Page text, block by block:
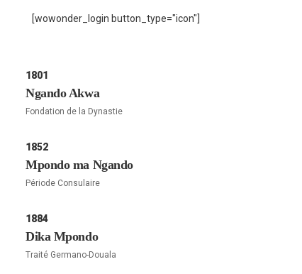
[wowonder_login button_type="icon"]
1801
Ngando Akwa
Fondation de la Dynastie
1852
Mpondo ma Ngando
Période Consulaire
1884
Dika Mpondo
Traité Germano-Douala